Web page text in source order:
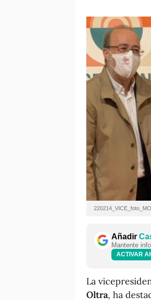
Añadir
Mantente
ACTIVAR
La
Oltra, ha